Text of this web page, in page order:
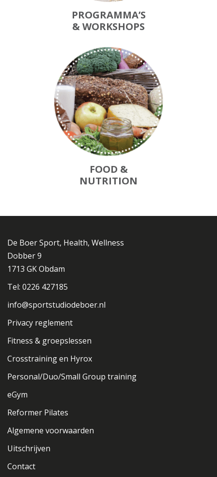
PROGRAMMA’S
& WORKSHOPS
FOOD &
NUTRITION
De Boer Sport, Health, Wellness
Dobber 9
1713 GK Obdam
Tel: 0226 427185
info@sportstudiodeboer.nl
Privacy reglement
Fitness & groepslessen
Crosstraining en Hyrox
Personal/Duo/Small Group training
eGym
Reformer Pilates
Algemene voorwaarden
Uitschrijven
Contact